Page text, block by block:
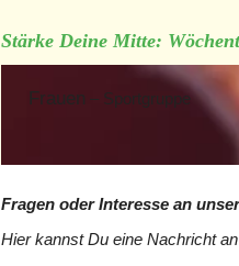
Stärke Deine Mitte:
Frauen – Sportgruppe
Fragen oder Interesse an
Hier kannst Du eine Nachricht